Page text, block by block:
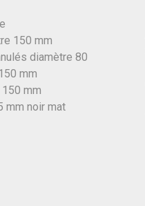
150 mm
diamètre 80
mm
mm
mm noir mat